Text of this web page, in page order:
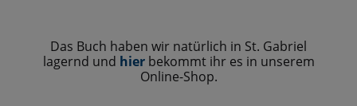
Das Buch haben wir natürlich in St. Gabriel
lagernd und hierbekommt ihr es in unserem
Online-Shop.